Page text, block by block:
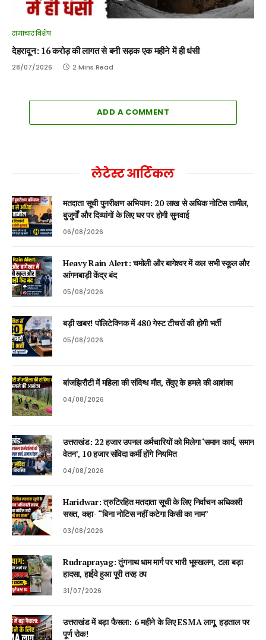
समाचार विशेष
देहरादून: 16 करोड़ की लागत से बनी सड़क एक महीने में ही धंसी
28/07/2026 2 Mins Read
ADD A COMMENT
लेटेस्ट आर्टिकल
मतदाता सूची पुनरीक्षण अभियान: 20 लाख से अधिक नोटिस तामील,
बुजुर्गों और दिव्यांगों के लिए घर पर होगी सुनवाई
06/08/2026
Heavy Rain Alert: चमोली और बागेश्वर में कल सभी स्कूल और
आंगनबाड़ी केंद्र बंद
05/08/2026
बड़ी खबर! पॉलिटेक्निक में 480 गेस्ट टीचरों की होगी भर्ती
05/08/2026
बांजझिरौटी में महिला की संदिग्ध मौत, तेंदुए के हमले की आशंका
04/08/2026
उत्तराखंड: 22 हजार उपनल कर्मचारियों को मिलेगा ‘समान कार्य, समान
वेतन’, 10 हजार संविदा कर्मी होंगे नियमित
04/08/2026
Haridwar: त्रुटिरहित मतदाता सूची के लिए निर्वाचन अधिकारी
सख्त, कहा- “बिना नोटिस नहीं कटेगा किसी का नाम”
03/08/2026
Rudraprayag: तुंगनाथ धाम मार्ग पर भारी भूस्खलन, टला बड़ा
हादसा, हाईवे हुआ पूरी तरह ठप
31/07/2026
उत्तराखंड में बड़ा फैसला: 6 महीने के लिए ESMA लागू, हड़ताल पर
पूर्ण रोक!